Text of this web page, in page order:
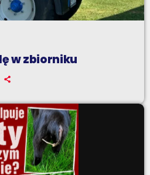
w zbiorniku